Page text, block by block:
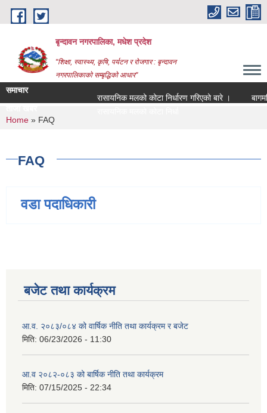
Skip to main content
बृन्दावन नगरपालिका, मधेश प्रदेश
"शिक्षा, स्वास्थ्य, कृषि, पर्यटन र रोजगार : बृन्दावन
नगरपालिकाको सम्बृद्धिको आधार"
समाचार
रासायनिक मलको कोटा निर्धारण गरिएको बारे ।
You are here
Home » FAQ
FAQ
वडा पदाधिकारी
बजेट तथा कार्यक्रम
आ.व. २०८३/०८४ को वार्षिक नीति तथा कार्यक्रम र बजेट
मिति: 06/23/2026 - 11:30
आ.व २०८२-०८३ को बार्षिक नीति तथा कार्यक्रम
मिति: 07/15/2025 - 22:34